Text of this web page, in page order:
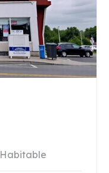
Habitable